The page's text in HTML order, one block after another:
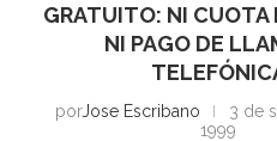
GRATUITO: NI CUOTA
NI PAGO DE
porJose Escribano
3 de
1999